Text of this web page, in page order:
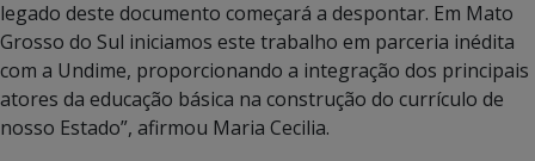
legado deste documento começará a despontar. Em Mato
Grosso do Sul iniciamos este trabalho em parceria inédita
com a Undime, proporcionando a integração dos principais
atores da educação básica na construção do currículo de
nosso Estado”, afirmou Maria Cecilia.